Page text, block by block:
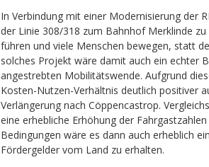
In Verbindung mit einer Modernisierung der
der Linie 308/318 zum Bahnhof Merklinde
führen und viele Menschen bewegen, statt
solches Projekt wäre damit auch ein echter
angestrebten Mobilitätswende. Aufgrund
Kosten-Nutzen-Verhältnis deutlich positiver
Verlängerung nach Cöppencastrop.
eine erhebliche Erhöhung der
Bedingungen wäre es dann auch erheblich
Fördergelder vom Land zu erhalten.